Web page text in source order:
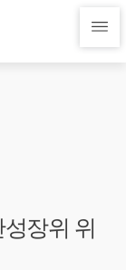
장위 위